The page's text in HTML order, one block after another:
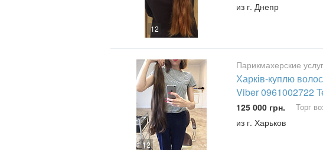
12
из г. Днепр
12
Парикмахерские
Харків-куплю
Viber 0961002722
125 000 грн. Торг
из г. Харьков